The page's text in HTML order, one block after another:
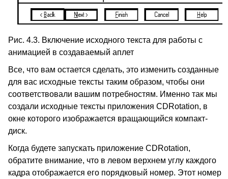
Рис. 4.3. Включение исходного текста для работы с
анимацией в создаваемый аплет
Все, что вам остается сделать, это изменить созданные
для вас исходные тексты таким образом, чтобы они
соответствовали вашим потребностям. Именно так мы
создали исходные тексты приложения CDRotation, в
окне которого изображается вращающийся компакт-
диск.
Когда будете запускать приложение CDRotation,
обратите внимание, что в левом верхнем углу каждого
кадра отображается его порядковый номер. Этот номер